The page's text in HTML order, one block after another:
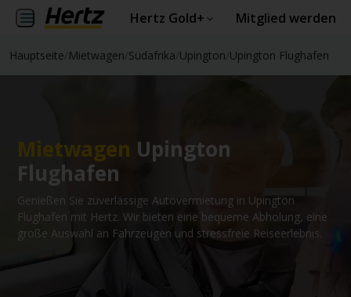
Hertz Gold+ Mitglied werden
Hauptseite Mietwagen Südafrika Upington Upington Flughafen
Mietwagen Upington
Flughafen
Genießen Sie zuverlässige Autovermietung in Upington
Flughafen mit Hertz. Wir bieten eine bequeme Abholung, eine
große Auswahl an Fahrzeugen und stressfreie Reiseerlebnis.